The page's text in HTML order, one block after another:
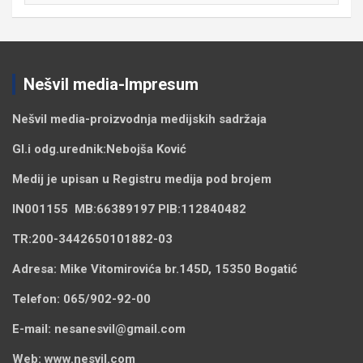
Nešvil media-Impresum
Nešvil media-proizvodnja medijskih sadržaja
Gl.i odg.urednik:Nebojša Ković
Medij je upisan u Registru medija pod brojem
IN001155 MB:66389197 PIB:112840482
TR:200-3442650101882-03
Adresa: Mike Vitomirovića br.145D, 15350 Bogatić
Telefon: 065/902-92-00
E-mail: nesanesvil@gmail.com
Web: www.nesvil.com